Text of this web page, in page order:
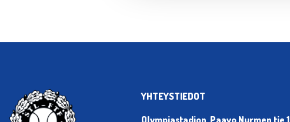
YHTEYSTIEDOT
Olympiastadion, Paavo Nurmen tie 1,